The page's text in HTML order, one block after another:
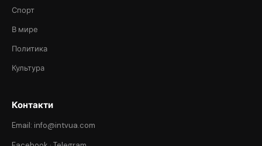
Спорт
В мире
Политика
Культура
Контакти
Email: info@intvua.com